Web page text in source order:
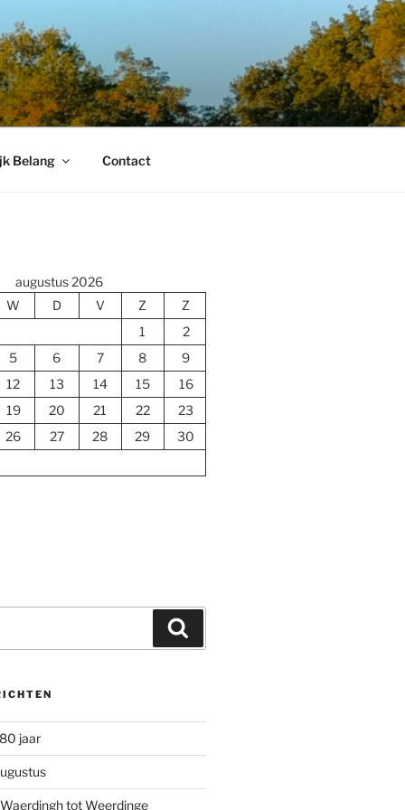
Belang Contact
augustus 2026
W D V Z
Z
1
2
5 6 7 8
9
12 13 14 15
16
19 20 21 22
23
26 27 28 29
30
jaar
tot Weerdinge